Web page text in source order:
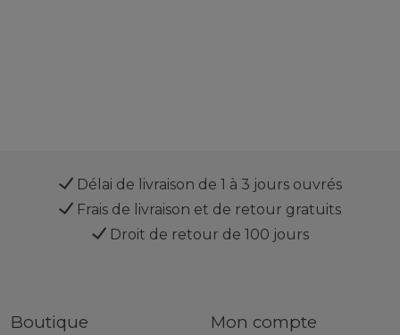
Délai de livraison de 1 à 3 jours ouvrés
Frais de livraison et de retour gratuits
Droit de retour de 100 jours
Boutique Mon compte